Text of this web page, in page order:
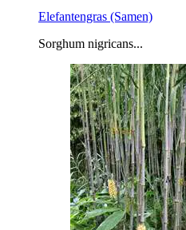
Elefantengras (Samen)
Sorghum nigricans...